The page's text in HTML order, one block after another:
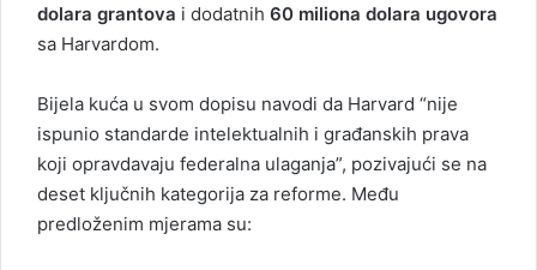
dolara grantova i dodatnih 60 miliona dolara ugovora
sa Harvardom.
Bijela kuća u svom dopisu navodi da Harvard “nije
ispunio standarde intelektualnih i građanskih prava
koji opravdavaju federalna ulaganja”, pozivajući se na
deset ključnih kategorija za reforme. Među
predloženim mjerama su: